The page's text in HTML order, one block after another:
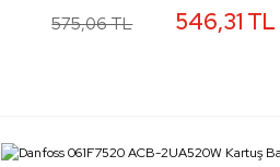
575,06 TL 546,31 TL